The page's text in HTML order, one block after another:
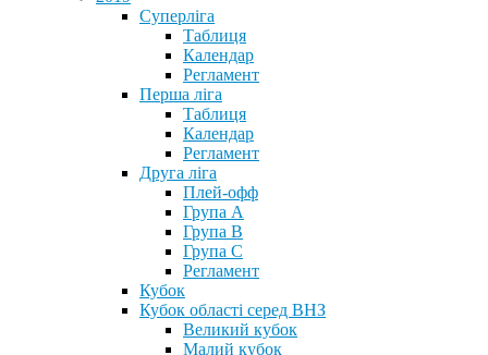
Суперліга
Таблиця
Календар
Регламент
Перша ліга
Таблиця
Календар
Регламент
Друга ліга
Плей-офф
Група А
Група В
Група С
Регламент
Кубок
Кубок області серед ВНЗ
Великий кубок
Малий кубок